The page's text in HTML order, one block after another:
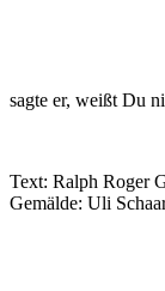
sagte er, weißt Du
Text: Ralph Roger
Gemälde: Uli